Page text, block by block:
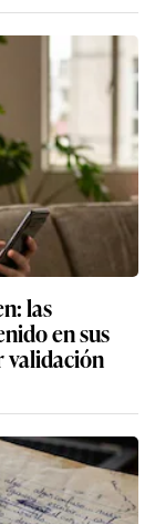
las
en sus
validación